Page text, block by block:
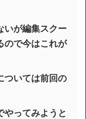
いが編集スクー
ので今はこれが
ついては前回の
やってみようと